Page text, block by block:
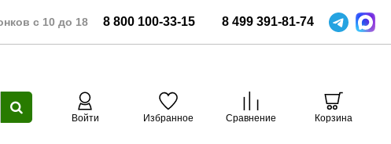
с 10 до 18 8 800 100-33-15 8 499 391-81-74
Войти Избранное Сравнение Корзина